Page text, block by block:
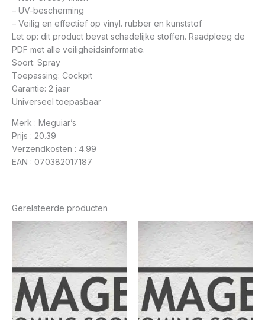
– UV-bescherming
– Veilig en effectief op vinyl. rubber en kunststof
Let op: dit product bevat schadelijke stoffen. Raadpleeg de
PDF met alle veiligheidsinformatie.
Soort: Spray
Toepassing: Cockpit
Garantie: 2 jaar
Universeel toepasbaar
Merk : Meguiar’s
Prijs : 20.39
Verzendkosten : 4.99
EAN : 070382017187
Gerelateerde producten